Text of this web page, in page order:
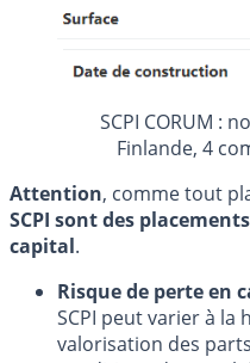
SCPI CORUM :
Finlande, 4
Attention, comme tout
SCPI sont des
capital.
Risque de perte en
SCPI peut varier à la
valorisation des